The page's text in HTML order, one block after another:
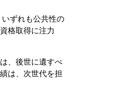
ずれも公共性の
格取得に注力
、後世に遺すべ
は、次世代を担